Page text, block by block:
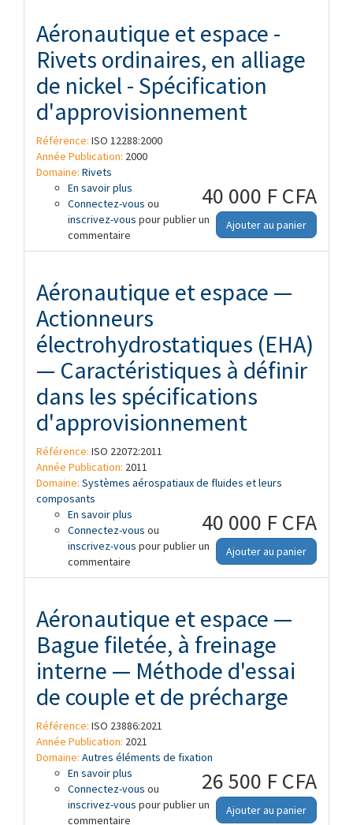
degrés C, 1250 MPa (à température
ambiante) / 235 degrés C et 1550 MPa (à
température ambiante) / 235 degrés C —
Dimensions
Aéronautique et espace -
Rivets ordinaires, en alliage
de nickel - Spécification
d'approvisionnement
Référence: ISO 12288:2000
Année Publication: 2000
Domaine: Rivets
40 000 F CFA
Ajouter au panier
En savoir plus à propos de Aéronautique et espace -
Rivets ordinaires, en alliage de nickel -
Spécification d'approvisionnement
Connectez-vous ou
inscrivez-vous pour publier un
commentaire
Aéronautique et espace —
Actionneurs
électrohydrostatiques (EHA)
— Caractéristiques à définir
dans les spécifications
d'approvisionnement
Référence: ISO 22072:2011
Année Publication: 2011
Domaine: Systèmes aérospatiaux de fluides et leurs
composants
40 000 F CFA
Ajouter au panier
En savoir plus à propos de Aéronautique et espace —
Actionneurs électrohydrostatiques (EHA)
— Caractéristiques à définir dans les
spécifications d'approvisionnement
Connectez-vous ou
inscrivez-vous pour publier un
commentaire
Aéronautique et espace —
Bague filetée, à freinage
interne — Méthode d'essai
de couple et de précharge
Référence: ISO 23886:2021
Année Publication: 2021
Domaine: Autres éléments de fixation
26 500 F CFA
Ajouter au panier
En savoir plus à propos de Aéronautique et espace —
Bague filetée, à freinage interne —
Méthode d'essai de couple et de
Connectez-vous ou
inscrivez-vous pour publier un
commentaire